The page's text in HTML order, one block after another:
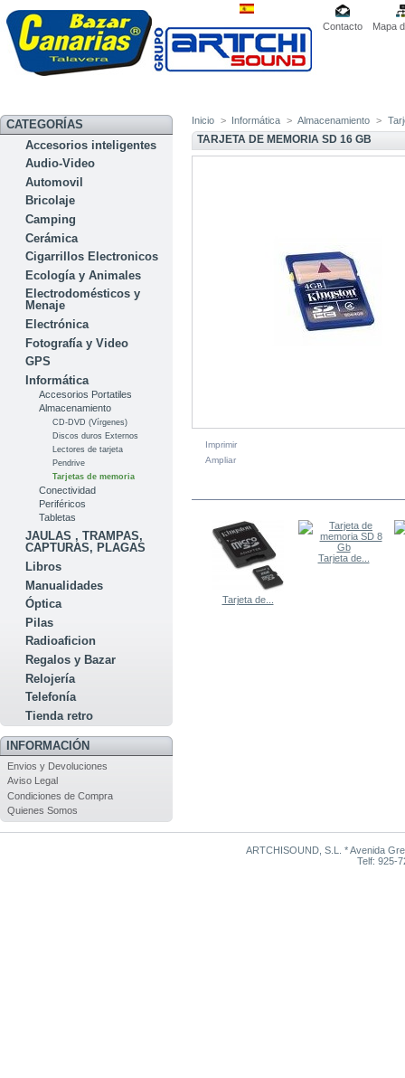
Contacto Mapa
CATEGORÍAS
Accesorios inteligentes
Audio-Video
Automovil
Bricolaje
Camping
Cerámica
Cigarrillos Electronicos
Ecología y Animales
Electrodomésticos y
Menaje
Electrónica
Fotografía y Video
GPS
Informática
Accesorios Portatiles
Almacenamiento
CD-DVD (Vírgenes)
Discos duros Externos
Lectores de tarjeta
Pendrive
Tarjetas de memoria
Conectividad
Periféricos
Tabletas
JAULAS , TRAMPAS,
CAPTURAS, PLAGAS
Libros
Manualidades
Óptica
Pilas
Radioaficion
Regalos y Bazar
Relojería
Telefonía
Tienda retro
INFORMACIÓN
Envios y Devoluciones
Aviso Legal
Condiciones de Compra
Quienes Somos
Inicio > Informática > Almacenamiento >
TARJETA DE MEMORIA SD 16 GB
Imprimir
Ampliar
Tarjeta de...
Tarjeta de...
ARTCHISOUND, S.L. * Avenida
Telf: 925-